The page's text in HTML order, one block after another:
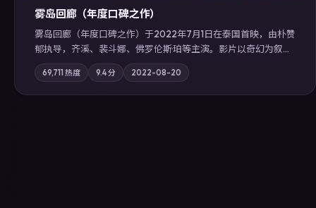
雾岛回廊（年度口碑之作）
雾岛回廊（年度口碑之作）于2022年7月1日在泰国首映，由朴赞
郁执导，齐溪、裴斗娜、佛罗伦斯·珀等主演。影片以奇幻为叙事
主轴，边境小镇的平静被一封匿名信彻底打破；摄影与配乐强化
地域气质；站内亦可通过「国产免费观看高清电视剧在线看」延
展检索同类型高分佳作，畅享高清在线追剧体验。
69,711 热度 9.4分 2022-08-20